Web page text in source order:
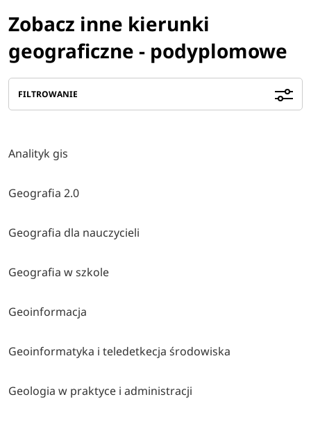
Zobacz inne kierunki
geograficzne - podyplomowe
FILTROWANIE
Analityk gis
Geografia 2.0
Geografia dla nauczycieli
Geografia w szkole
Geoinformacja
Geoinformatyka i teledetkecja środowiska
Geologia w praktyce i administracji